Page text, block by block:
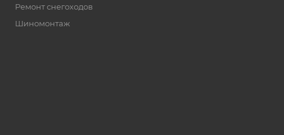
Ремонт снегоходов
Шиномонтаж